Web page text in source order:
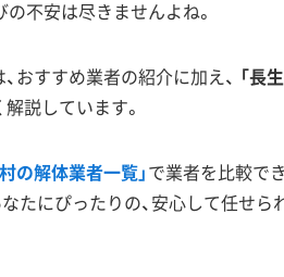
の不安は尽きませんよね。
おすすめ業者の紹介に加え、 「長
説しています。
の解体業者一覧」で業者を比較で
たにぴったりの、安心して任せら